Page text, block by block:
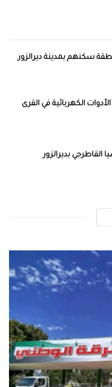
سكنهم بمدينة ديرالزور
الكهربائية في القرى
بديرالزور